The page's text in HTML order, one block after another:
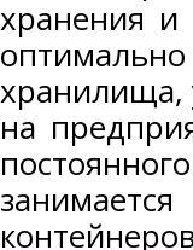
хранения и
хранилища,
на